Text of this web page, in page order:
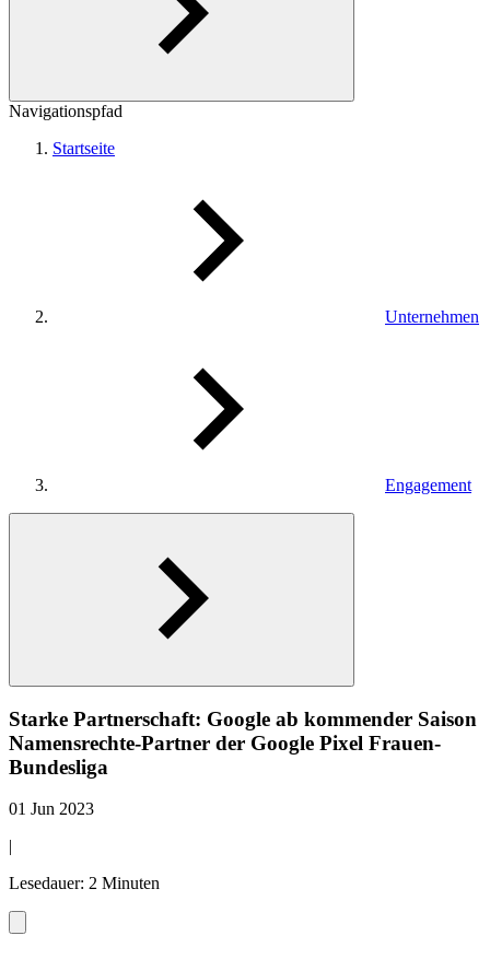
Navigationspfad
Startseite
Unternehmen
Engagement
Starke Partnerschaft: Google ab kommender Saison
Namensrechte-Partner der Google Pixel Frauen-
Bundesliga
01 Jun 2023
|
Lesedauer: 2 Minuten